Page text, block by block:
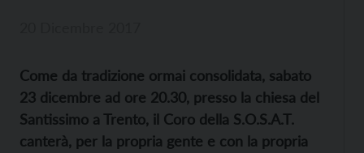
Come da tradizione ormai consolidata, sabato
23 dicembre ad ore 20.30, presso la chiesa del
Santissimo a Trento, il Coro della S.O.S.A.T.
canterà, per la propria gente e con la propria